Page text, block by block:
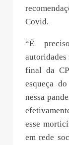
Covid.
“É
autoridades
final da
esqueça
nessa
esse
em rede